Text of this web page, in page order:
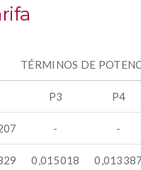
TÉRMINOS DE
P3 P4
- -
0,015018